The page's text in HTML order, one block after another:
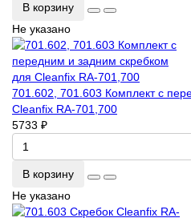
В корзину
Не указано
701.602, 701.603 Комплект с
Cleanfix RA-701,700
5733 ₽
В корзину
Не указано